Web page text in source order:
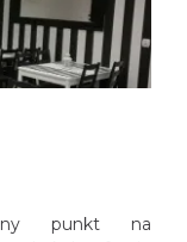
punkt na